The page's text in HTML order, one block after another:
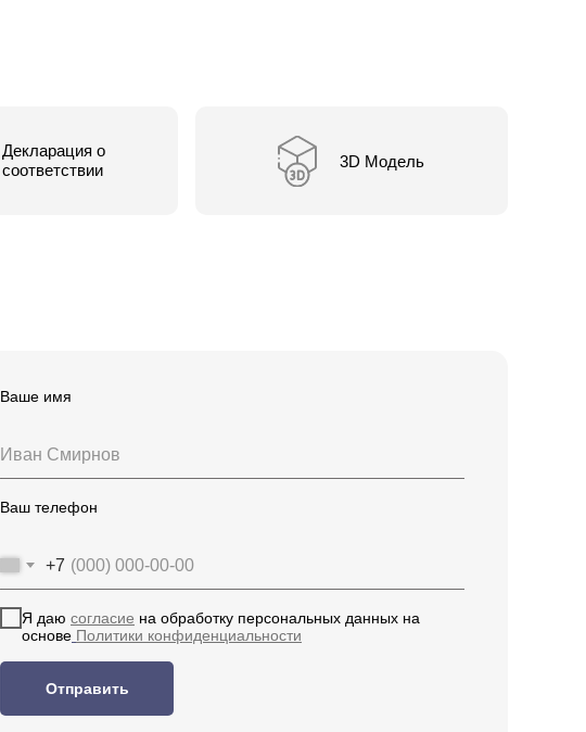
3D Модель
Декларация о
соответствии
Ваше имя
Иван Смирнов
Ваш телефон
+7
Я даю согласие на обработку персональных данных на
основе Политики конфиденциальности
Отправить